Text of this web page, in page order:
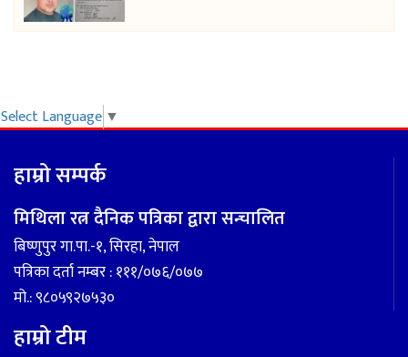
Select Language ▼
हाम्रो सम्पर्क
मिथिला रत्न दैनिक पत्रिका द्वारा सन्चालित
बिष्णुपुर गा.पा.-१, सिरहा, नेपाल
पत्रिका दर्ता नम्बर : १११/०७६/०७७
मो.: ९८०५९२७५३०
हाम्रो टीम